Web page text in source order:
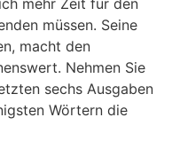
müssen. Seine
macht den
Nehmen Sie
sechs Ausgaben
Wörtern die